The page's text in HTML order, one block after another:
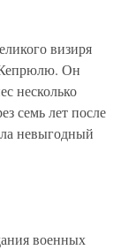
визиря
Он
несколько
семь лет после
невыгодный
военных